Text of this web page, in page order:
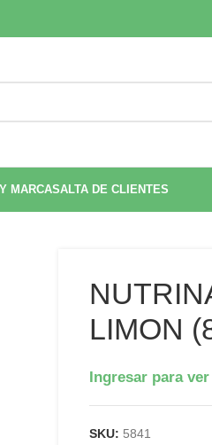
MARCASALTA DE CLIENTES
LIMON
Ingresar para
SKU: 5841